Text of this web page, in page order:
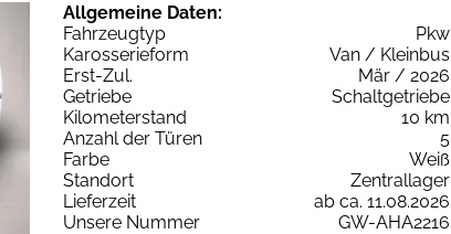
Allgemeine Daten:
Fahrzeugtyp
Pkw
Karosserieform
Van / Kleinbus
Erst-Zul.
Mär / 2026
Getriebe
Schaltgetriebe
Kilometerstand
10 km
Anzahl der Türen
5
Farbe
Weiß
Standort
Zentrallager
Lieferzeit
ab ca. 11.08.2026
Unsere Nummer
GW-AHA2216